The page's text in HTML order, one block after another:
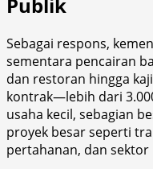
Sebagai respons,
sementara pencairan
dan restoran hingga
kontrak—lebih dari
usaha kecil, sebagian
proyek besar seperti
pertahanan, dan sektor